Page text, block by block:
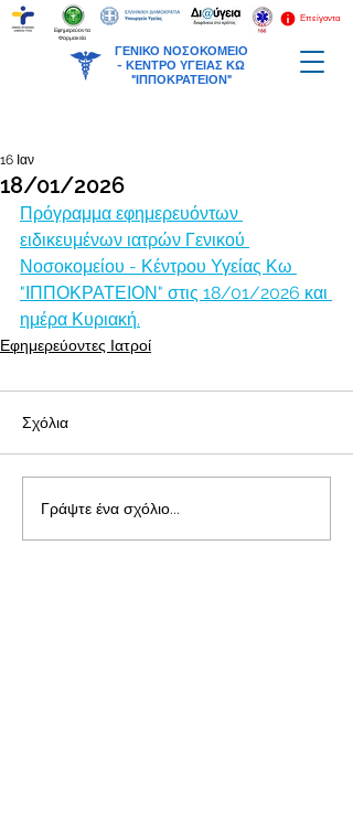
ΓΕΝΙΚΟ ΝΟΣΟΚΟΜΕΙΟ
- ΚΕΝΤΡΟ ΥΓΕΙΑΣ ΚΩ
"ΙΠΠΟΚΡΑΤΕΙΟΝ"
Επείγοντα
Εφημερεύοντα
Φαρμακεία
18/01/2026
16 Ιαν
Πρόγραμμα εφημερευόντων
ειδικευμένων ιατρών Γενικού
Νοσοκομείου - Κέντρου Υγείας Κω
"ΙΠΠΟΚΡΑΤΕΙΟΝ" στις 18/01/2026 και
ημέρα Κυριακή.
Εφημερεύοντες Ιατροί
Σχόλια
Γράψτε ένα σχόλιο...